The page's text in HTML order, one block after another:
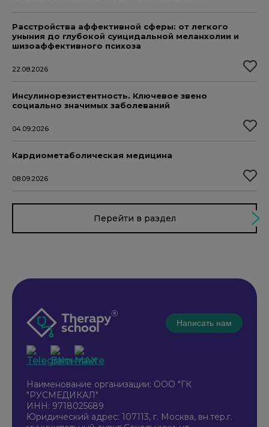
Расстройства аффективной сферы: от легкого
уныния до глубокой суицидальной меланхолии и
шизоаффективного психоза
22.08.2026
Инсулинорезистентность. Ключевое звено
социально значимых заболеваний
04.09.2026
Кардиометаболическая медицина
08.09.2026
Перейти в раздел
Написать нам
Наименование организации: ООО "ГК
"РУСМЕДИКАЛ"
ИНН: 9718025689
Юридический адрес: 107113, г. Москва, вн.тер.г.